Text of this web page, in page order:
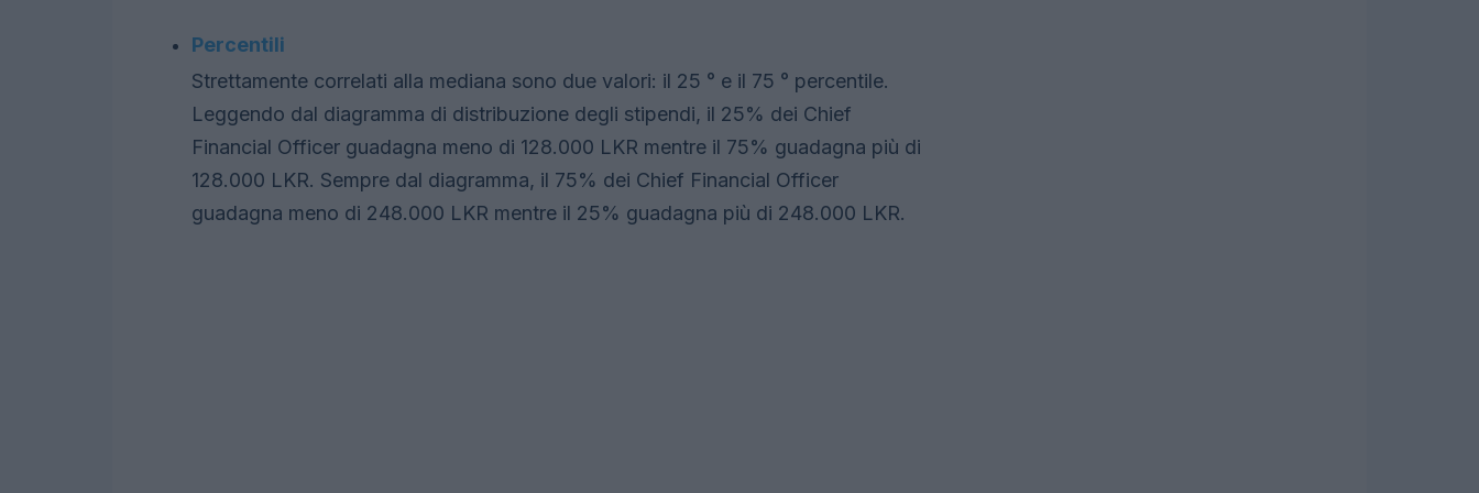
Percentili
Strettamente correlati alla mediana sono due valori: il 25 ° e il 75 ° percentile.
Leggendo dal diagramma di distribuzione degli stipendi, il 25% dei Chief
Financial Officer guadagna meno di 128.000 LKR mentre il 75% guadagna più di
128.000 LKR. Sempre dal diagramma, il 75% dei Chief Financial Officer
guadagna meno di 248.000 LKR mentre il 25% guadagna più di 248.000 LKR.